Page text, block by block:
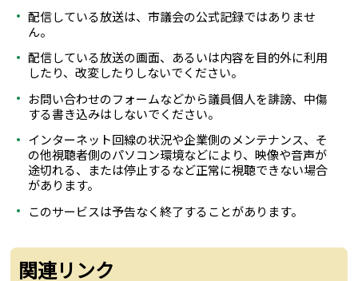
配信している放送は、市議会の公式記録ではありませ
ん。
配信している放送の画面、あるいは内容を目的外に利用
したり、改変したりしないでください。
お問い合わせのフォームなどから議員個人を誹謗、中傷
する書き込みはしないでください。
インターネット回線の状況や企業側のメンテナンス、そ
の他視聴者側のパソコン環境などにより、映像や音声が
途切れる、または停止するなど正常に視聴できない場合
があります。
このサービスは予告なく終了することがあります。
関連リンク